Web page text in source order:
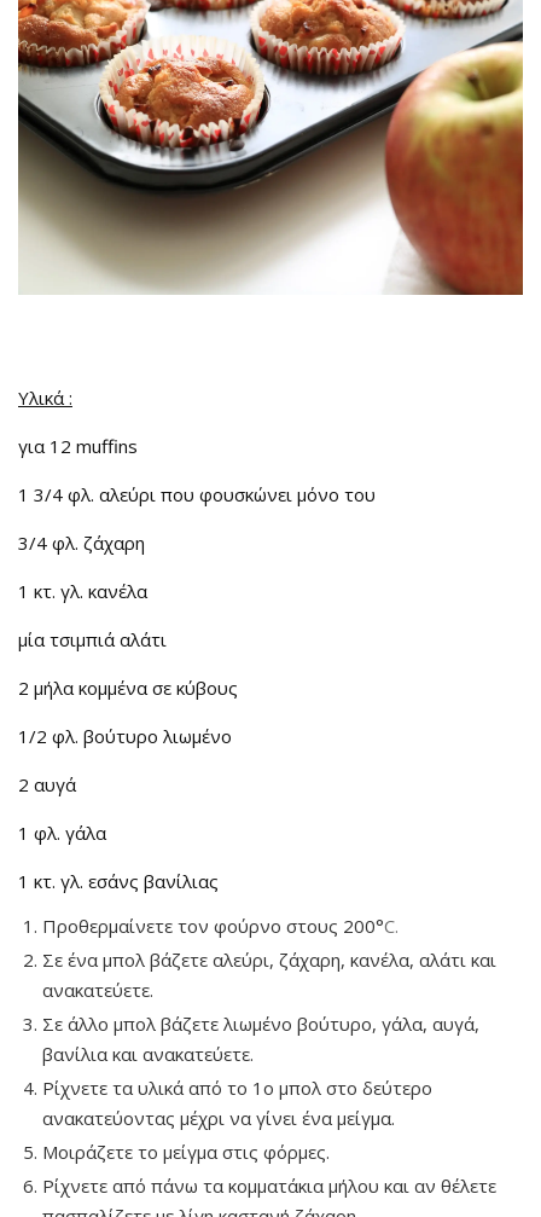
Υλικά :
για 12 muffins
1 3/4 φλ. αλεύρι που φουσκώνει μόνο του
3/4 φλ. ζάχαρη
1 κτ. γλ. κανέλα
μία τσιμπιά αλάτι
2 μήλα κομμένα σε κύβους
1/2 φλ. βούτυρο λιωμένο
2 αυγά
1 φλ. γάλα
1 κτ. γλ. εσάνς βανίλιας
Προθερμαίνετε τον φούρνο στους 200°C.
Σε ένα μπολ βάζετε αλεύρι, ζάχαρη, κανέλα, αλάτι και
ανακατεύετε.
Σε άλλο μπολ βάζετε λιωμένο βούτυρο, γάλα, αυγά,
βανίλια και ανακατεύετε.
Ρίχνετε τα υλικά από το 1ο μπολ στο δεύτερο
ανακατεύοντας μέχρι να γίνει ένα μείγμα.
Μοιράζετε το μείγμα στις φόρμες.
Ρίχνετε από πάνω τα κομματάκια μήλου και αν θέλετε